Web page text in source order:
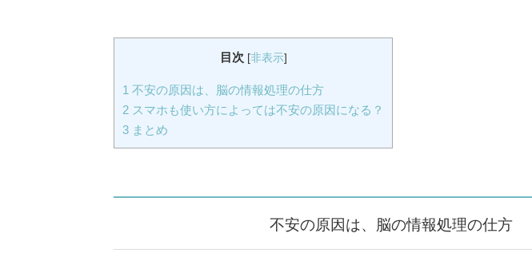
目次 [非表示]
1 不安の原因は、脳の情報処理の仕方
2 スマホも使い方によっては不安の原因になる？
3 まとめ
不安の原因は、脳の情報処理の仕方